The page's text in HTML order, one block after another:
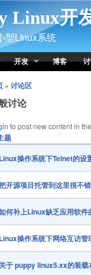
Linux开
型Linux系统
开发 博客
» 讨论区
讨论
to post new content in
题
Linux操作系统下Telnet的设
开源项目托管到这里很不错
何补上Linux缺乏应用软件
Linux操作系统下网络互访管
关于 puppy linux5.xx的装载